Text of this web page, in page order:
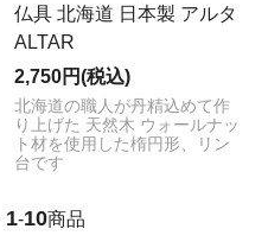
仏具 北海道 日本製 アルタ
ALTAR
2,750円(税込)
北海道の職人が丹精込めて作
り上げた 天然木 ウォールナッ
ト材を使用した楕円形、リン
台です
1-10商品